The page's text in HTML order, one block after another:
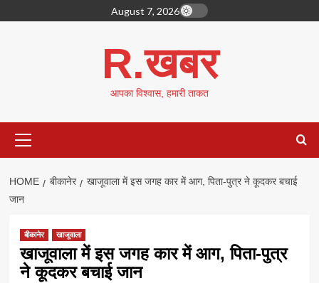
to
August 7, 2026
R.खबर
आपका विश्वास, हमारी ताकत
Menu
HOME बीकानेर
खाजूवाला में इस जगह कार में आग, पिता-पुत्र ने कूदकर बचाई
जान
बीकानेर खाजूवाला
खाजूवाला में इस जगह कार में आग, पिता-पुत्र
ने कूदकर बचाई जान